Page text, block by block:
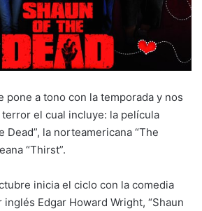
pone a tono con la temporada y nos
el cual incluye: la película
Dead”, la norteamericana “The
“Thirst”.
inicia el ciclo con la comedia
Edgar Howard Wright, “Shaun